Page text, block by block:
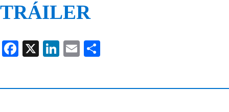
TRÁILER
F
X
Li
E